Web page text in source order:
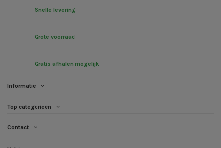
Snelle levering
Grote voorraad
Gratis afhalen mogelijk
Informatie
Top categorieën
Contact